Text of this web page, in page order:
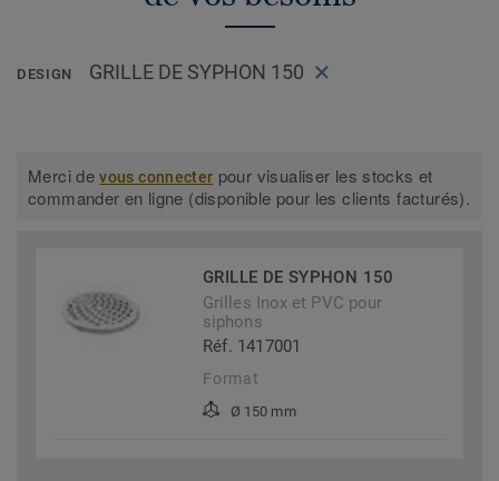
DESIGN GRILLE DE SYPHON 150
Merci devous connecter pour visualiser les stocks et
commander en ligne (disponible pour les clients facturés).
GRILLE DE SYPHON 150
Grilles Inox et PVC pour
siphons
Réf. 1417001
Format
Ø 150 mm